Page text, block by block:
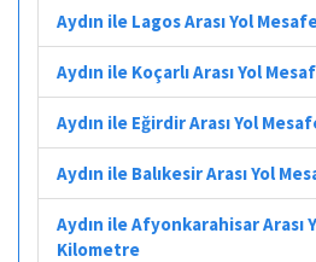
Aydın ile Lagos Arası Yol
Aydın ile Koçarlı Arası Yol
Aydın ile Eğirdir Arası Yol
Aydın ile Balıkesir Arası Yol
Aydın ile Afyonkarahisar Arası
Kilometre